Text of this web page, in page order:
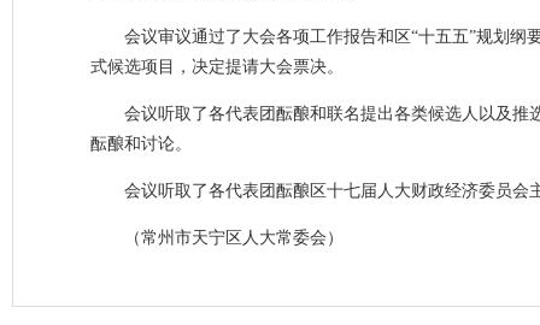
会议审议通过了大会各项工作报告和区“十五五”规划
式候选项目，决定提请大会票决。
会议听取了各代表团酝酿和联名提出各类候选人以及
酝酿和讨论。
会议听取了各代表团酝酿区十七届人大财政经济委员
（常州市天宁区人大常委会）